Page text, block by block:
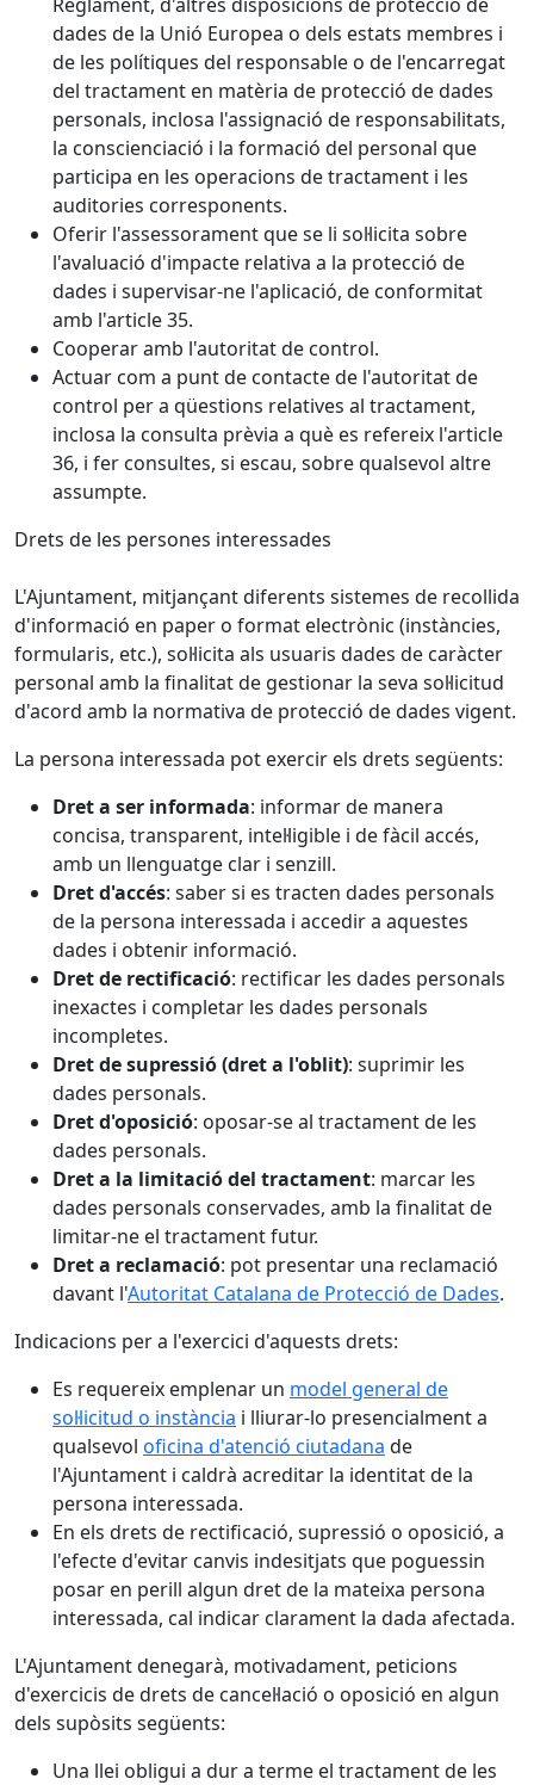
dades de la Unió Europea o dels estats membres i
de les polítiques del responsable o de l'encarregat
del tractament en matèria de protecció de dades
personals, inclosa l'assignació de responsabilitats,
la conscienciació i la formació del personal que
participa en les operacions de tractament i les
auditories corresponents.
Oferir l'assessorament que se li sol·licita sobre
l'avaluació d'impacte relativa a la protecció de
dades i supervisar-ne l'aplicació, de conformitat
amb l'article 35.
Cooperar amb l'autoritat de control.
Actuar com a punt de contacte de l'autoritat de
control per a qüestions relatives al tractament,
inclosa la consulta prèvia a què es refereix l'article
36, i fer consultes, si escau, sobre qualsevol altre
assumpte.
Drets de les persones interessades
L'Ajuntament, mitjançant diferents sistemes de recollida
d'informació en paper o format electrònic (instàncies,
formularis, etc.), sol·licita als usuaris dades de caràcter
personal amb la finalitat de gestionar la seva sol·licitud
d'acord amb la normativa de protecció de dades vigent.
La persona interessada pot exercir els drets següents:
Dret a ser informada: informar de manera
concisa, transparent, intel·ligible i de fàcil accés,
amb un llenguatge clar i senzill.
Dret d'accés: saber si es tracten dades personals
de la persona interessada i accedir a aquestes
dades i obtenir informació.
Dret de rectificació: rectificar les dades personals
inexactes i completar les dades personals
incompletes.
Dret de supressió (dret a l'oblit): suprimir les
dades personals.
Dret d'oposició: oposar-se al tractament de les
dades personals.
Dret a la limitació del tractament: marcar les
dades personals conservades, amb la finalitat de
limitar-ne el tractament futur.
Dret a reclamació: pot presentar una reclamació
davant l'Autoritat Catalana de Protecció de Dades.
Indicacions per a l'exercici d'aquests drets:
Es requereix emplenar un model general de
sol·licitud o instància i lliurar-lo presencialment a
qualsevol oficina d'atenció ciutadana de
l'Ajuntament i caldrà acreditar la identitat de la
persona interessada.
En els drets de rectificació, supressió o oposició, a
l'efecte d'evitar canvis indesitjats que poguessin
posar en perill algun dret de la mateixa persona
interessada, cal indicar clarament la dada afectada.
L'Ajuntament denegarà, motivadament, peticions
d'exercicis de drets de cancel·lació o oposició en algun
dels supòsits següents:
Una llei obligui a dur a terme el tractament de les